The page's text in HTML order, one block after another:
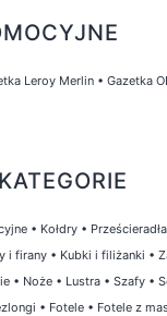
Leroy Merlin • Gazetka
• Kołdry • Prześcieradła
i firany • Kubki i filiżanki •
• Noże • Lustra • Szafy •
• Fotele • Fotele z